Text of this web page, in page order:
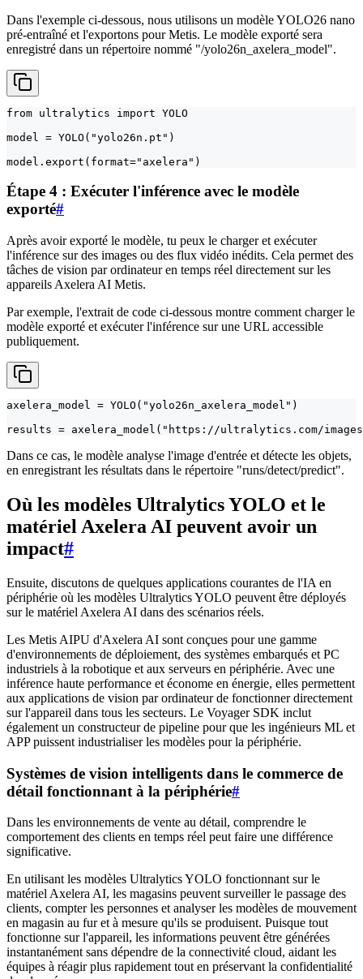
Dans l'exemple ci-dessous, nous utilisons un modèle YOLO26 nano
pré-entraîné et l'exportons pour Metis. Le modèle exporté sera
enregistré dans un répertoire nommé "/yolo26n_axelera_model".
from ultralytics import YOLO
model = YOLO("yolo26n.pt")
model.export(format="axelera")
Étape 4 : Exécuter l'inférence avec le modèle
exporté#
Après avoir exporté le modèle, tu peux le charger et exécuter
l'inférence sur des images ou des flux vidéo inédits. Cela permet des
tâches de vision par ordinateur en temps réel directement sur les
appareils Axelera AI Metis.
Par exemple, l'extrait de code ci-dessous montre comment charger le
modèle exporté et exécuter l'inférence sur une URL accessible
publiquement.
axelera_model = YOLO("yolo26n_axelera_model")
results = axelera_model("https://ultralytics.com/
Dans ce cas, le modèle analyse l'image d'entrée et détecte les objets,
en enregistrant les résultats dans le répertoire "runs/detect/predict".
Où les modèles Ultralytics YOLO et le
matériel Axelera AI peuvent avoir un
impact#
Ensuite, discutons de quelques applications courantes de l'IA en
périphérie où les modèles Ultralytics YOLO peuvent être déployés
sur le matériel Axelera AI dans des scénarios réels.
Les Metis AIPU d'Axelera AI sont conçues pour une gamme
d'environnements de déploiement, des systèmes embarqués et PC
industriels à la robotique et aux serveurs en périphérie. Avec une
inférence haute performance et économe en énergie, elles permettent
aux applications de vision par ordinateur de fonctionner directement
sur l'appareil dans tous les secteurs. Le Voyager SDK inclut
également un constructeur de pipeline pour que les ingénieurs ML et
APP puissent industrialiser les modèles pour la périphérie.
Systèmes de vision intelligents dans le commerce de
détail fonctionnant à la périphérie#
Dans les environnements de vente au détail, comprendre le
comportement des clients en temps réel peut faire une différence
significative.
En utilisant les modèles Ultralytics YOLO fonctionnant sur le
matériel Axelera AI, les magasins peuvent surveiller le passage des
clients, compter les personnes et analyser les modèles de mouvement
en magasin au fur et à mesure qu'ils se produisent. Puisque tout
fonctionne sur l'appareil, les informations peuvent être générées
instantanément sans dépendre de la connectivité cloud, aidant les
équipes à réagir plus rapidement tout en préservant la confidentialité